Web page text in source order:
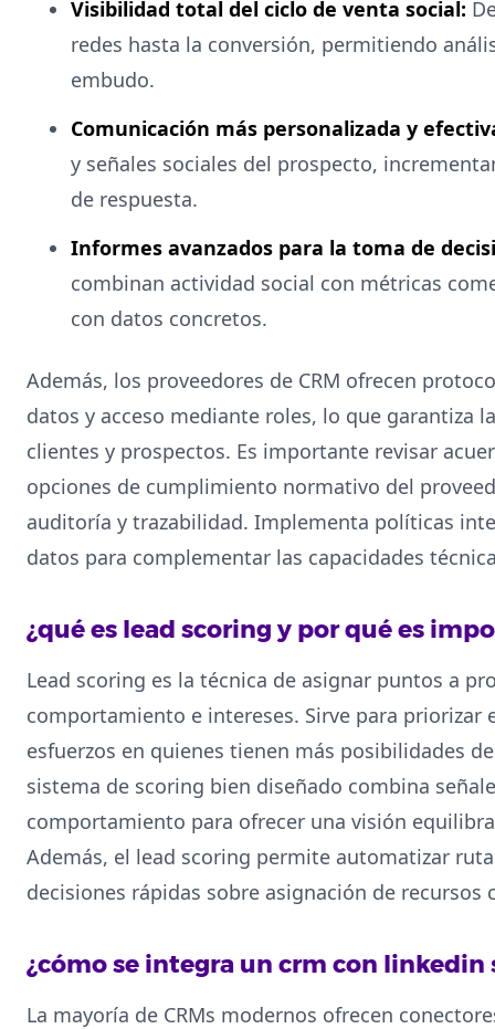
Visibilidad total del ciclo de venta social:
redes hasta la conversión, permitiendo
embudo.
Comunicación más personalizada y
y señales sociales del prospecto,
de respuesta.
Informes avanzados para la toma de
combinan actividad social con métricas
con datos concretos.
Además, los proveedores de CRM ofrecen
datos y acceso mediante roles, lo que garantiza
clientes y prospectos. Es importante revisar
opciones de cumplimiento normativo del
auditoría y trazabilidad. Implementa políticas
datos para complementar las capacidades
¿qué es lead scoring y por qué es
Lead scoring es la técnica de asignar puntos a
comportamiento e intereses. Sirve para priorizar
esfuerzos en quienes tienen más posibilidades
sistema de scoring bien diseñado combina
comportamiento para ofrecer una visión
Además, el lead scoring permite automatizar
decisiones rápidas sobre asignación de recursos
¿cómo se integra un crm con linkedin
La mayoría de CRMs modernos ofrecen